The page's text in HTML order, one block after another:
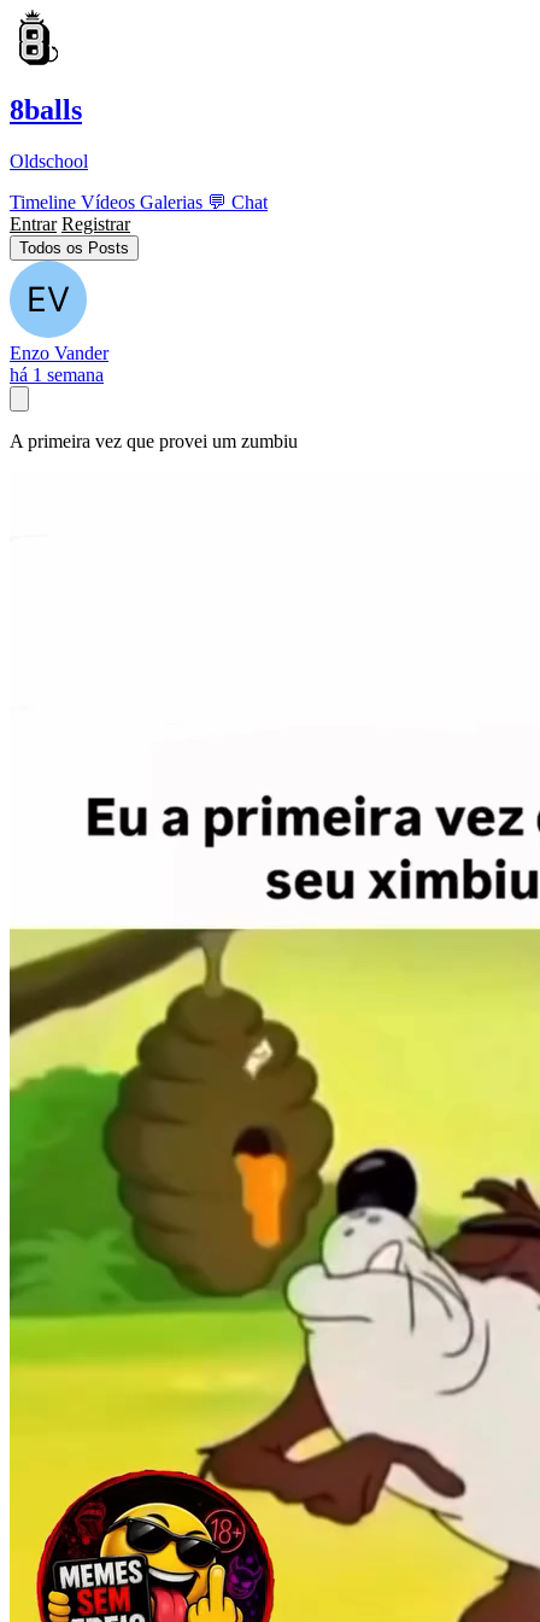
8balls
Oldschool
Timeline Vídeos Galerias 💬 Chat
Entrar Registrar
Todos os Posts
Enzo Vander
há 1 semana
A primeira vez que provei um zumbiu